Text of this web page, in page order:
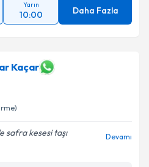
Yarın
10:00 Daha Fazla
Kaçar
safra kesesi taşı
Devamı